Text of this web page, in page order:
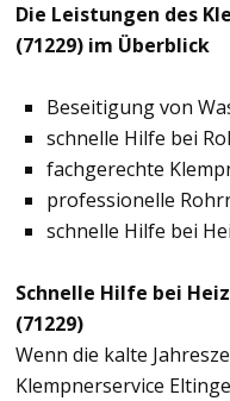
Die Leistungen des
(71229) im Überblick
Beseitigung von
schnelle Hilfe bei
fachgerechte
professionelle
schnelle Hilfe bei
Schnelle Hilfe bei
(71229)
Wenn die kalte
Klempnerservice